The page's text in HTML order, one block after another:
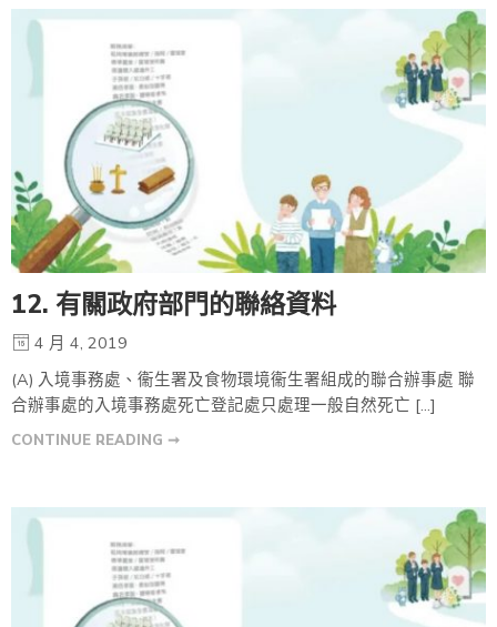
12. 有關政府部門的聯絡資料
4 月 4, 2019
(A) 入境事務處、衞生署及食物環境衞生署組成的聯合辦事處 聯
合辦事處的入境事務處死亡登記處只處理一般自然死亡 […]
CONTINUE READING ➞